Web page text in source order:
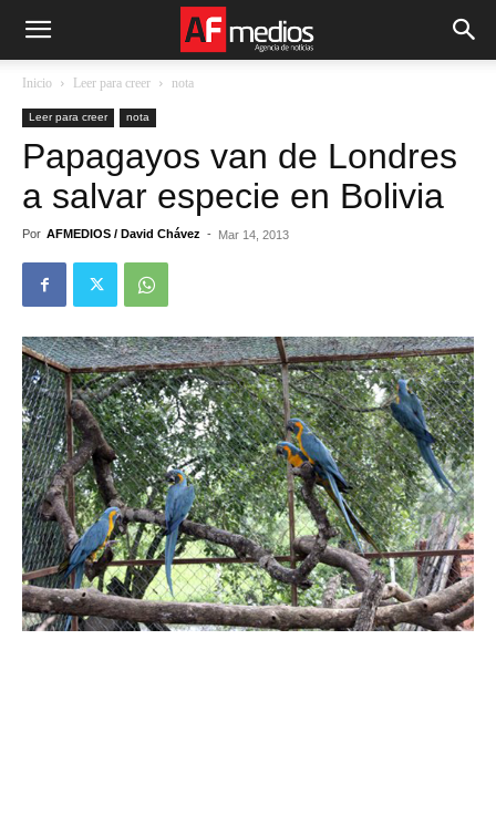
Inicio Leer para creer nota
Leer para creer nota
Papagayos van de Londres
a salvar especie en Bolivia
Por AFMEDIOS / David Chávez - Mar 14, 2013